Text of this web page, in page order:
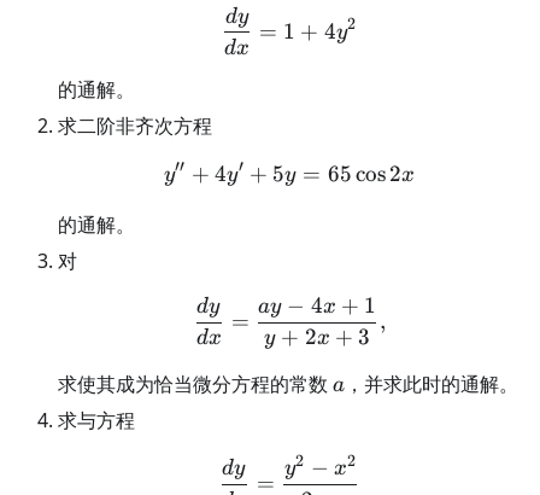
\frac{dy}{dx}=1+4y^2
dx
dy
= 1 + 4y2
的通解。
求二阶非齐次方程
y''+4y'+5y=65\cos2x
y′′ + 4y′ + 5y = 65cos2x
的通解。
对
dx
dy
=
y + 2x + 3
ay − 4x + 1
,
求使其成为恰当微分方程的常数 a
a ，并求此时的通解。
求与方程
dy
=
y2 − x2